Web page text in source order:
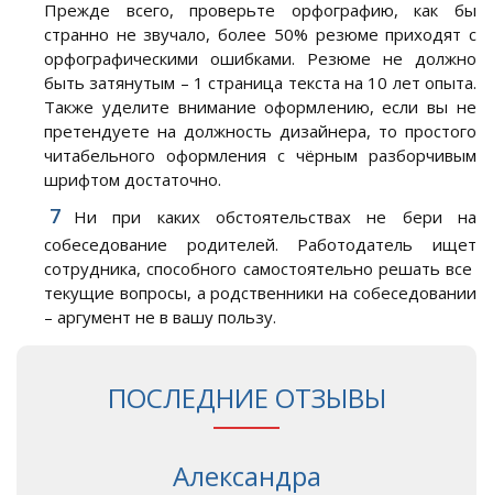
Прежде всего, проверьте орфографию, как бы
странно не звучало, более 50% резюме приходят с
орфографическими ошибками. Резюме не должно
быть затянутым – 1 страница текста на 10 лет опыта.
Также уделите внимание оформлению, если вы не
претендуете на должность дизайнера, то простого
читабельного оформления с чёрным разборчивым
шрифтом достаточно.
Ни при каких обстоятельствах не бери на
собеседование родителей. Работодатель ищет
сотрудника, способного самостоятельно решать все
текущие вопросы, а родственники на собеседовании
– аргумент не в вашу пользу.
ПОСЛЕДНИЕ ОТЗЫВЫ
Александра